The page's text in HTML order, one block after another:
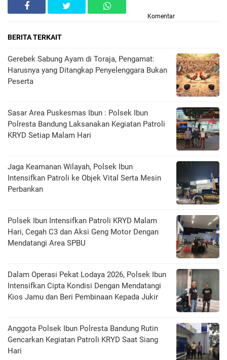
Komentar
BERITA TERKAIT
Gerebek Sabung Ayam di Toraja, Pengamat:
Harusnya yang Ditangkap Penyelenggara Bukan
Peserta
Sasar Area Puskesmas Ibun : Polsek Ibun
Polresta Bandung Laksanakan Kegiatan Patroli
KRYD Setiap Malam Hari
Jaga Keamanan Wilayah, Polsek Ibun
Intensifkan Patroli ke Objek Vital Serta Mesin
Perbankan
Polsek Ibun Intensifkan Patroli KRYD Malam
Hari, Cegah C3 dan Aksi Geng Motor Dengan
Mendatangi Area SPBU
Dalam Operasi Pekat Lodaya 2026, Polsek Ibun
Intensifkan Cipta Kondisi Dengan Mendatangi
Kios Jamu dan Beri Pembinaan Kepada Jukir
Anggota Polsek Ibun Polresta Bandung Rutin
Gencarkan Kegiatan Patroli KRYD Saat Siang
Hari